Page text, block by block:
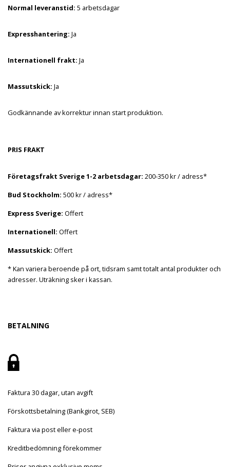
Normal leveranstid: 5 arbetsdagar
Expresshantering: Ja
Internationell frakt: Ja
Massutskick: Ja
Godkännande av korrektur innan start produktion.
PRIS FRAKT
Företagsfrakt Sverige 1-2 arbetsdagar: 200-350 kr / adress*
Bud Stockholm: 500 kr / adress*
Express Sverige: Offert
Internationell: Offert
Massutskick: Offert
* Kan variera beroende på ort, tidsram samt totalt antal produkter och
adresser. Uträkning sker i kassan.
BETALNING
Faktura 30 dagar, utan avgift
Förskottsbetalning (Bankgirot, SEB)
Faktura via post eller e-post
Kreditbedömning förekommer